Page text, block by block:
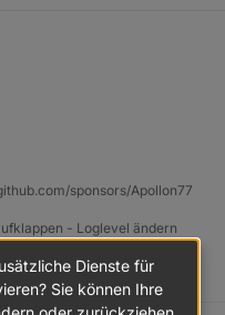
Neue abgeschlossen.
sponsors/Apollon77
- Loglevel ändern
Dienste für
Sie können Ihre